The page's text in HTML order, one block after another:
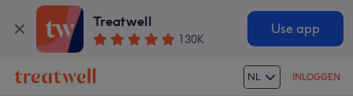
Treatwell
130K
Use app
NL INLOGGEN